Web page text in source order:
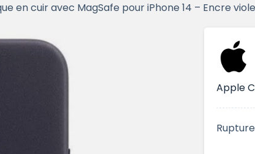
en cuir avec MagSafe pour iPhone 14 – Encre
Apple